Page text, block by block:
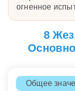
огненное
8
Общее